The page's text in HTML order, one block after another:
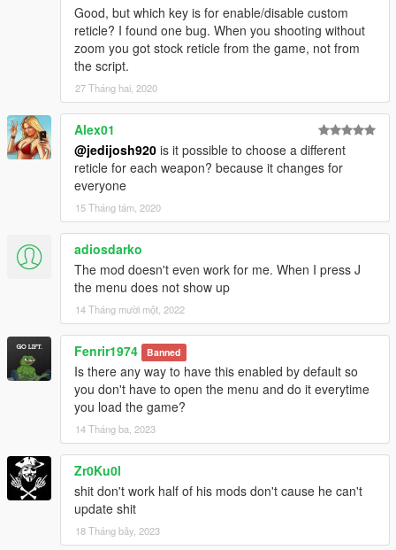
Good, but which key is for enable/disable custom
reticle? I found one bug. When you shooting without
zoom you got stock reticle from the game, not from
the script.
27 Tháng hai, 2020
Alex01
@jedijosh920 is it possible to choose a different
reticle for each weapon? because it changes for
everyone
15 Tháng tám, 2020
adiosdarko
The mod doesn't even work for me. When I press J
the menu does not show up
14 Tháng mười một, 2022
Fenrir1974 Banned
Is there any way to have this enabled by default so
you don't have to open the menu and do it everytime
you load the game?
14 Tháng ba, 2023
Zr0Ku0l
shit don't work half of his mods don't cause he can't
update shit
18 Tháng bảy, 2023